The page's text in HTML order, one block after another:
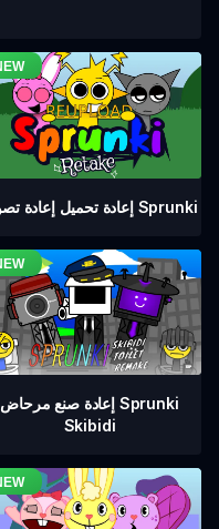
إعادة تحميل إعادة تصوير Sprunki
إعادة صنع مرحاض Sprunki
Skibidi